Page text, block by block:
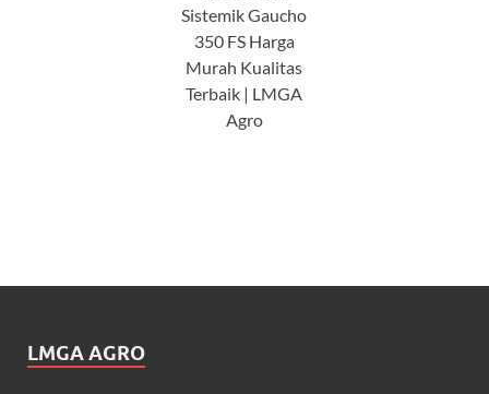
Sistemik Gaucho
350 FS Harga
Murah Kualitas
Terbaik | LMGA
Agro
LMGA AGRO